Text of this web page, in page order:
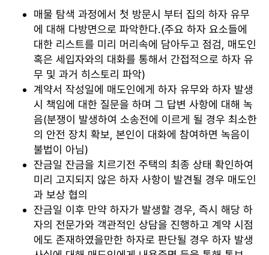
매물 탐색 과정에서 첫 방문시 부터 집의 하자 유무
에 대해 다방면으로 파악한다.(주요 하자 요소들에
대한 리스트를 미리 머리속에 담아두고 점검, 매도인
혹은 세입자와의 대화를 통해서 간접적으로 하자 유
무 및 과거 히스토리 파악)
계약서 작성일에 매도인에게 하자 유무와 하자 발생
시 책임에 대한 질문을 하며 그 답변 사항에 대해 녹
음(분쟁이 발생하여 소송전에 이르게 될 경우 최소한
의 안전 장치 확보, 본인이 대화에 참여하면 녹음이
불법이 아님)
잔금일 잔금을 치르기전 주택의 최종 상태 확인하여
미리 고지되지 않은 하자 사항이 발견될 경우 매도인
과 보상 협의
잔금일 이후 만약 하자가 발생할 경우, 즉시 해당 하
자의 전문가와 객관적인 상담을 진행하고 계약 시점
에도 존재하였을만한 하자로 판단될 경우 하자 발생